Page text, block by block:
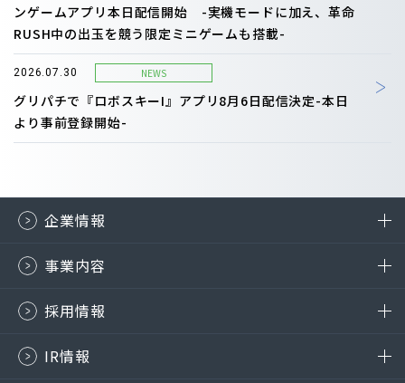
ンゲームアプリ本日配信開始 -実機モードに加え、革命
RUSH中の出玉を競う限定ミニゲームも搭載-
2026.07.30 NEWS
グリパチで『ロボスキーI』アプリ8月6日配信決定-本日
より事前登録開始-
企業情報
事業内容
採用情報
IR情報